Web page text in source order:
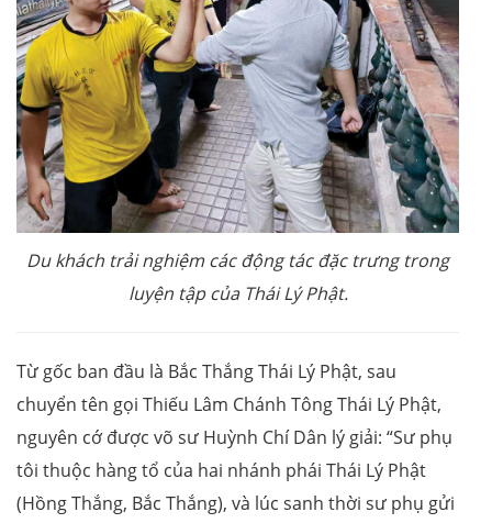
Du khách trải nghiệm các động tác đặc trưng trong
luyện tập của Thái Lý Phật.
Từ gốc ban đầu là Bắc Thắng Thái Lý Phật, sau
chuyển tên gọi Thiếu Lâm Chánh Tông Thái Lý Phật,
nguyên cớ được võ sư Huỳnh Chí Dân lý giải: “Sư phụ
tôi thuộc hàng tổ của hai nhánh phái Thái Lý Phật
(Hồng Thắng, Bắc Thắng), và lúc sanh thời sư phụ gửi